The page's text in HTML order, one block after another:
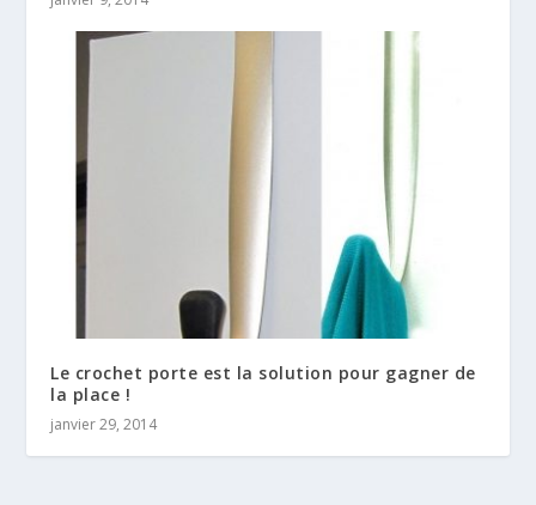
Le crochet porte est la solution pour gagner de
la place !
janvier 29, 2014